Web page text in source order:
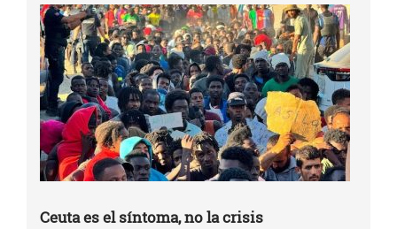
Ceuta es el síntoma, no la crisis